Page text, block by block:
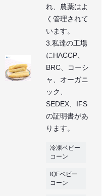
れ、農薬はよ
く管理されて
います。
3.私達の工場
にHACCP、
BRC、コーシ
ャ、オーガニ
ック、
SEDEX、IFS
の証明書があ
ります。
冷凍ベビー
コーン
IQFベビー
コーン